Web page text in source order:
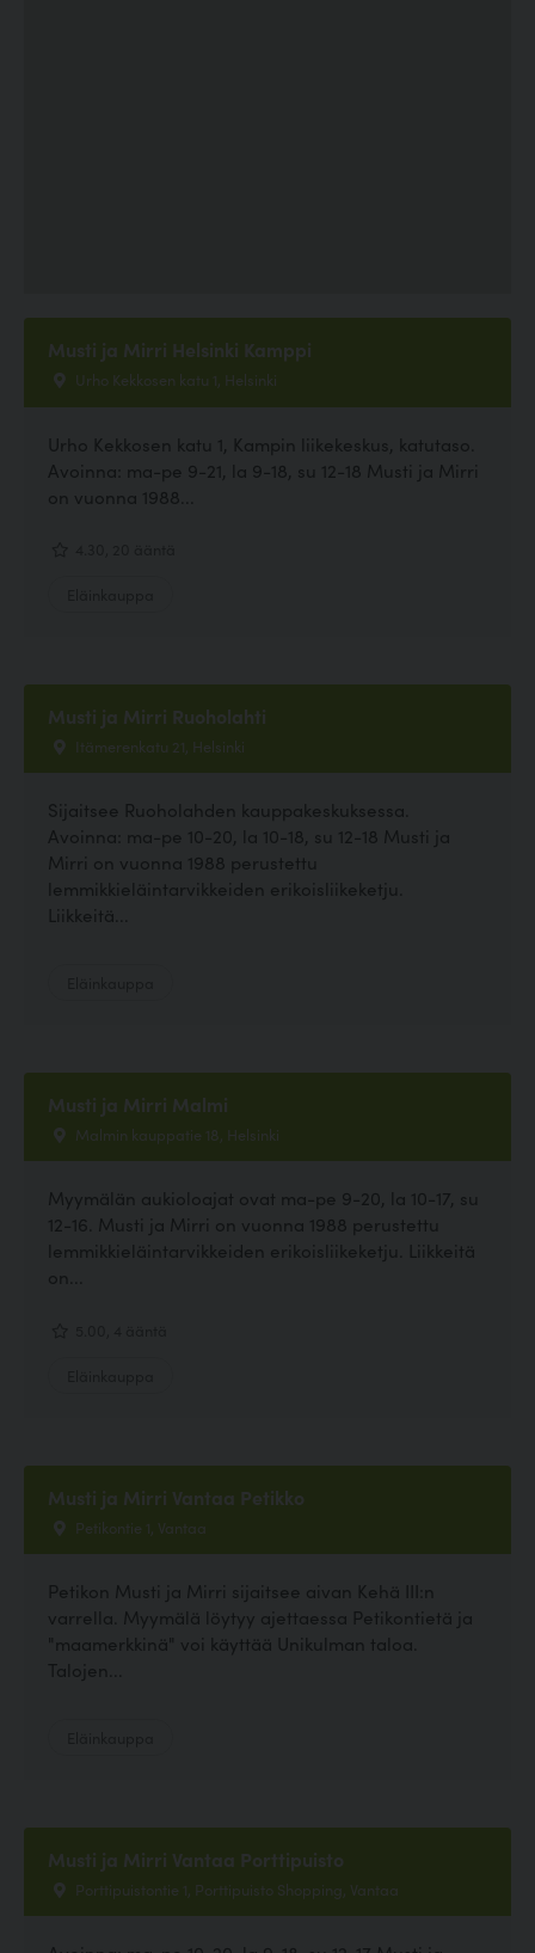
Musti ja Mirri Helsinki Kamppi
Urho Kekkosen katu 1, Helsinki
Urho Kekkosen katu 1, Kampin liikekeskus, katutaso.
Avoinna: ma-pe 9-21, la 9-18, su 12-18 Musti ja Mirri
on vuonna 1988...
Musti ja Mirri Ruoholahti
Itämerenkatu 21, Helsinki
Sijaitsee Ruoholahden kauppakeskuksessa.
Avoinna: ma-pe 10-20, la 10-18, su 12-18 Musti ja
Mirri on vuonna 1988 perustettu
lemmikkieläintarvikkeiden erikoisliikeketju.
Liikkeitä...
Musti ja Mirri Malmi
Malmin kauppatie 18, Helsinki
Myymälän aukioloajat ovat ma-pe 9-20, la 10-17, su
12-16. Musti ja Mirri on vuonna 1988 perustettu
lemmikkieläintarvikkeiden erikoisliikeketju. Liikkeitä
on...
Musti ja Mirri Vantaa Petikko
Petikontie 1, Vantaa
Petikon Musti ja Mirri sijaitsee aivan Kehä III:n
varrella. Myymälä löytyy ajettaessa Petikontietä ja
"maamerkkinä" voi käyttää Unikulman taloa.
Talojen...
Musti ja Mirri Vantaa Porttipuisto
Porttipuistontie 1, Porttipuisto Shopping, Vantaa